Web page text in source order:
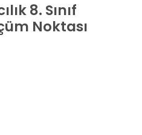
8. Sınıf
Noktası